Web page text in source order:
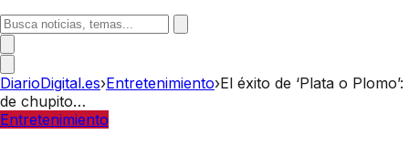
DiarioDigital.es›Entretenimiento›El éxito de ‘Plata o Plomo’:
de chupito…
Entretenimiento